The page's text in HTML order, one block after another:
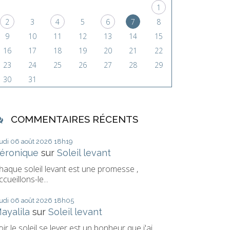
1
2
3 4 5 6 7
8
9
10 11 12 13 14
15
16
17 18 19 20 21
22
23
24 25 26 27 28
29
30
31
COMMENTAIRES RÉCENTS
06 août 2026 18h19
surSoleil levant
soleil levant est une promesse ,
le...
06 août 2026 18h05
surSoleil levant